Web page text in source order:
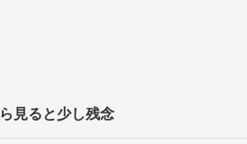
見ると少し残念